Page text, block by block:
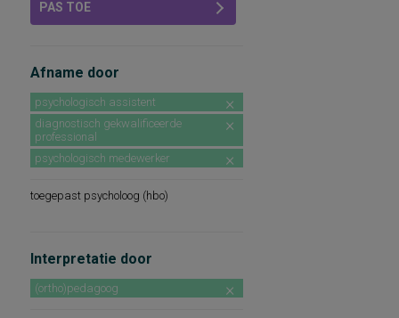
PAS TOE
Afname door
psychologisch assistent
diagnostisch gekwalificeerde
professional
psychologisch medewerker
toegepast psycholoog (hbo)
Interpretatie door
(ortho)pedagoog